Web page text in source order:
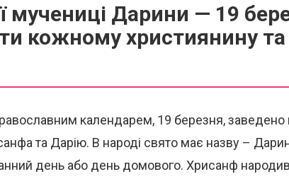
мучениці Дарини — 19
кожному християнину
календарем, 19 березня, заведено
та Дарію. В народі свято має назву –
день або день домового. Хрисанф